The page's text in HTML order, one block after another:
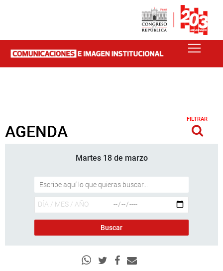
AGENDA
FILTRAR
Martes 18 de marzo